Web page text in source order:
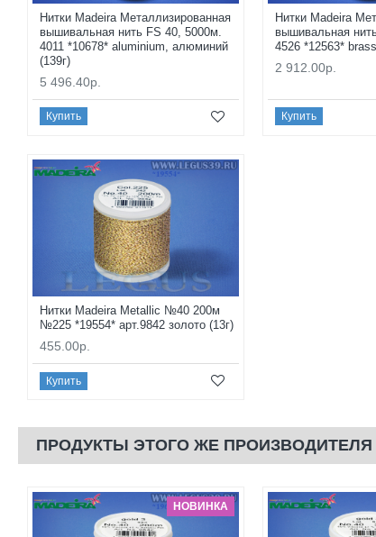
Нитки Madeira Металлизированная
вышивальная нить FS 40, 5000м.
4011 *10678* aluminium, алюминий
(139г)
5 496.40р.
Купить
Нитки Madeira
вышивальная
4526 *12563*
2 912.00р.
Купить
Нитки Madeira Metallic №40 200м
№225 *19554* арт.9842 золото (13г)
455.00р.
Купить
ПРОДУКТЫ ЭТОГО ЖЕ ПРОИЗВОДИТЕЛЯ
НОВИНКА